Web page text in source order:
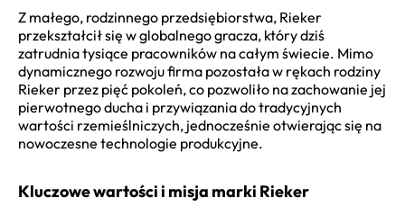
Z małego, rodzinnego przedsiębiorstwa, Rieker
przekształcił się w globalnego gracza, który dziś
zatrudnia tysiące pracowników na całym świecie. Mimo
dynamicznego rozwoju firma pozostała w rękach rodziny
Rieker przez pięć pokoleń, co pozwoliło na zachowanie jej
pierwotnego ducha i przywiązania do tradycyjnych
wartości rzemieślniczych, jednocześnie otwierając się na
nowoczesne technologie produkcyjne.
Kluczowe wartości i misja marki Rieker